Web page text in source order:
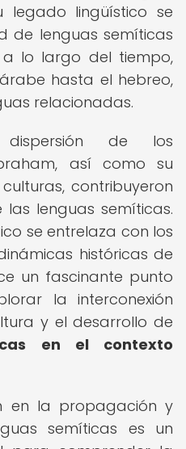
legado lingüístico se
de lenguas semíticas
lo largo del tiempo,
hasta el hebreo,
relacionadas.
de los
así como su
contribuyeron
lenguas semíticas.
se entrelaza con los
históricas de
un fascinante punto
la interconexión
y el desarrollo de
en el contexto
en la propagación y
semíticas es un